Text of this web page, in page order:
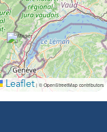
Leaflet | © OpenStreetMap contributors